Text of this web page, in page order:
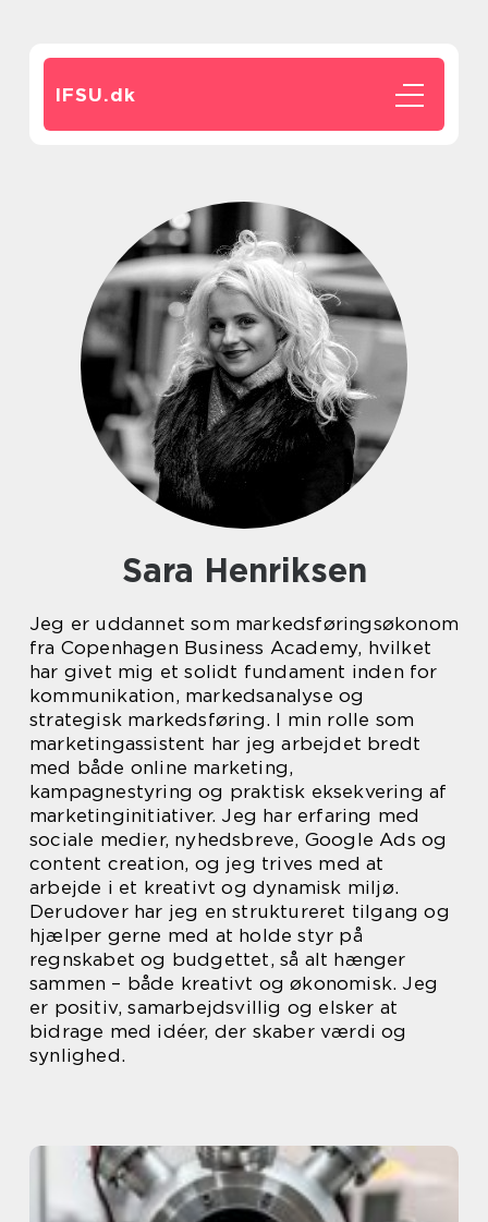
IFSU.dk
Sara Henriksen
Jeg er uddannet som markedsføringsøkonom
fra Copenhagen Business Academy, hvilket
har givet mig et solidt fundament inden for
kommunikation, markedsanalyse og
strategisk markedsføring. I min rolle som
marketingassistent har jeg arbejdet bredt
med både online marketing,
kampagnestyring og praktisk eksekvering af
marketinginitiativer. Jeg har erfaring med
sociale medier, nyhedsbreve, Google Ads og
content creation, og jeg trives med at
arbejde i et kreativt og dynamisk miljø.
Derudover har jeg en struktureret tilgang og
hjælper gerne med at holde styr på
regnskabet og budgettet, så alt hænger
sammen – både kreativt og økonomisk. Jeg
er positiv, samarbejdsvillig og elsker at
bidrage med idéer, der skaber værdi og
synlighed.